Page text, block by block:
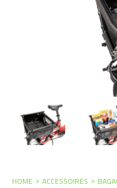
HOME ACCESSOIRES